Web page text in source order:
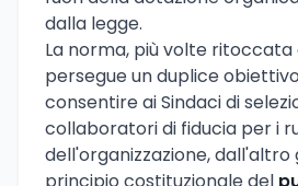
dalla legge.
La norma, più volte ritoccata
persegue un duplice
consentire ai Sindaci di
collaboratori di fiducia per i
dell'organizzazione,